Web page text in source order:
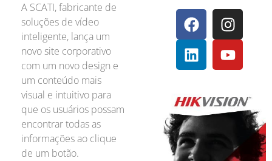
A SCATI, fabricante de
soluções de vídeo
inteligente, lança um
novo site corporativo
com um novo design e
um conteúdo mais
visual e intuitivo para
que os usuários possam
encontrar todas as
informações ao clique
de um botão.